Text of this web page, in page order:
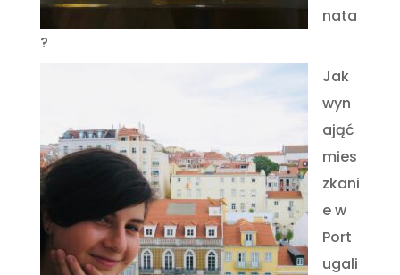
nata
?
Jak
wyn
ająć
mies
zkani
e w
Port
ugali